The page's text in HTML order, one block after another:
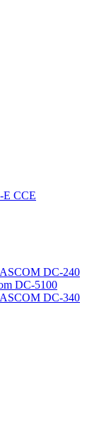
CCE
DC-240
DC-5100
DC-340